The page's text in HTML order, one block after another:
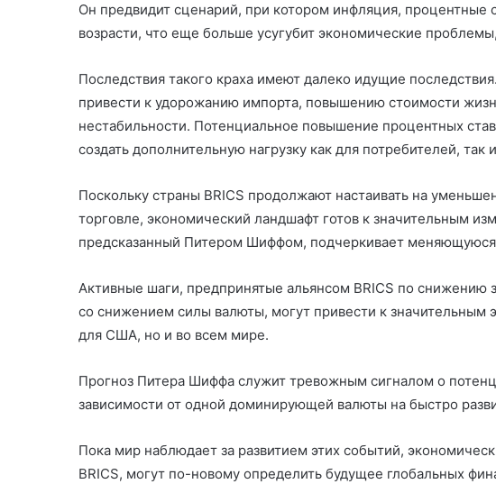
Он предвидит сценарий, при котором инфляция, процентные
возрасти, что еще больше усугубит экономические
Последствия такого краха имеют далеко идущие
привести к удорожанию импорта, повышению стоимости
нестабильности. Потенциальное повышение процентных
создать дополнительную нагрузку как для потребителей, так
Поскольку страны BRICS продолжают настаивать на
торговле, экономический ландшафт готов к значительным
предсказанный Питером Шиффом, подчеркивает
Активные шаги, предпринятые альянсом BRICS по снижению
со снижением силы валюты, могут привести к значительным
для США, но и во всем мире.
Прогноз Питера Шиффа служит тревожным сигналом о
зависимости от одной доминирующей валюты на быстро
Пока мир наблюдает за развитием этих событий,
BRICS, могут по-новому определить будущее глобальных